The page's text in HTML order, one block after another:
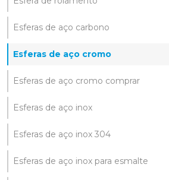
Esferas de aço carbono
Esferas de aço cromo
Esferas de aço cromo comprar
Esferas de aço inox
Esferas de aço inox 304
Esferas de aço inox para esmalte